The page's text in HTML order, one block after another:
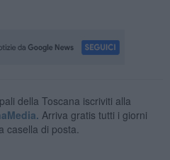
della Toscana iscriviti alla
Arriva gratis tutti i giorni
casella di posta.